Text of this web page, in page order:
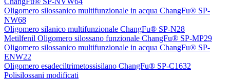
Oligomero silossanico multifunzionale in acqua ChangFu® SP-
NW68
Oligomero silanico multifunzionale ChangFu® SP-N28
Metilfenil Oligomero silossano funzionale ChangFu® SP-MP29
Oligomero silossanico multifunzionale in acqua ChangFu® SP-
ENW22
Oligomero esadeciltrimetossisilano ChangFu® SP-C1632
Polisilossani modificati